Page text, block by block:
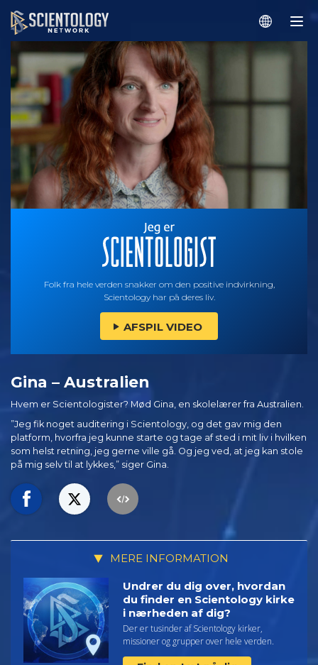
Folk fra hele verden snakker om den positive indvirkning,
Scientology har på deres liv.
AFSPIL VIDEO
Gina – Australien
Hvem er Scientologister? Mød Gina, en skolelærer fra Australien.
”Jeg fik noget auditering i Scientology, og det gav mig den
platform, hvorfra jeg kunne starte og tage af sted i mit liv i hvilken
som helst retning, jeg gerne ville gå. Og jeg ved, at jeg kan stole
på mig selv til at lykkes,” siger Gina.
MERE INFORMATION
Undrer du dig over, hvordan
du finder en Scientology kirke
i nærheden af dig?
Der er tusinder af Scientology kirker,
missioner og grupper over hele verden.